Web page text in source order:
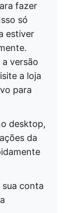
fazer
só
estiver
versão
a loja
para
desktop,
da
conta